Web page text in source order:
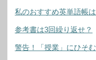
私のおすすめ英単語帳は
参考書は3回繰り返せ？
警告！「授業」にひそ